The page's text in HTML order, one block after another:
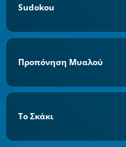
Sudokou
Προπόνηση Μυαλού
Το Σκάκι